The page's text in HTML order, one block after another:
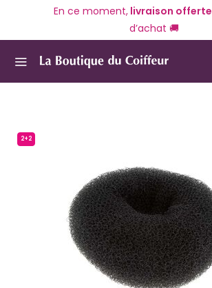
En ce moment,livraison offerte
d’achat 🚚
2+2